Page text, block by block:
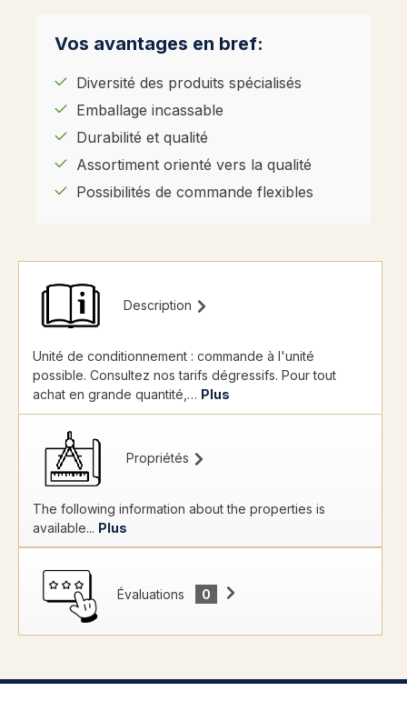
Vos avantages en bref:
Diversité des produits spécialisés
Emballage incassable
Durabilité et qualité
Assortiment orienté vers la qualité
Possibilités de commande flexibles
Description
Unité de conditionnement : commande à l'unité
possible. Consultez nos tarifs dégressifs. Pour tout
achat en grande quantité,… Plus
Propriétés
The following information about the properties is
available... Plus
Évaluations 0